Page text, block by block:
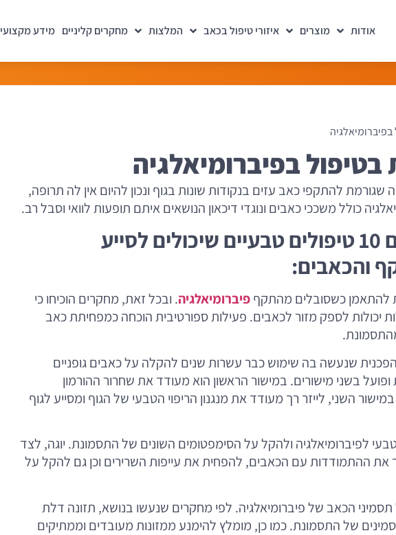
אודות מוצרים איזורי טיפול בכאב המלצות מחקרים קליניים מידע מקצועי
בפיברומיאלגיה
להתקפי כאב עזים בנקודות שונות בגוף ונכון להיום אין לה תרופה,
כולל משככי כאבים ונוגדי דיכאון הנושאים איתם תופעות לוואי וסבל רב.
במאמר זה איגדנו לכם 10 טיפולים טבעיים שיכולים לסייע
והכאבים:
להתאמן כשסובלים מהתקףפיברומיאלגיה. ובכל זאת, מחקרים הוכיחו כי
יכולות לספק מזור לכאבים. פעילות ספורטיבית הוכחה כמפחיתת כאב
מהפכנית שנעשה בה שימוש כבר עשרות שנים להקלה על כאבים גופניים
בשני מישורים. במישור הראשון הוא מעודד את שחרור ההורמון
השני, לייזר רך מעודד את מנגנון הריפוי הטבעי של הגוף ומסייע לגוף
לפיברומיאלגיה ולהקל על הסימפטומים השונים של התסמונת. יוגה, לצד
את ההתמודדות עם הכאבים, להפחית את עייפות השרירים וכן גם להקל על
תסמיני הכאב של פיברומיאלגיה. לפי מחקרים שנעשו בנושא, תזונה דלת
של התסמונת. כמו כן, מומלץ להימנע ממזונות מעובדים וממתיקים